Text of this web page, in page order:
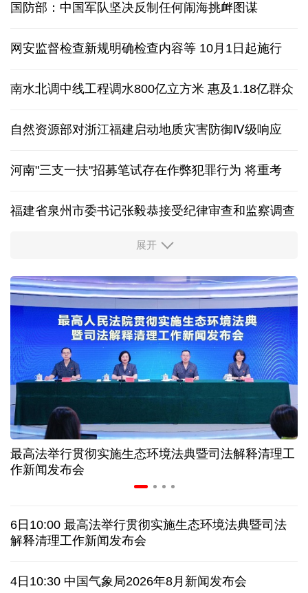
国防部：中国军队坚决反制任何闹海挑衅图谋
网安监督检查新规明确检查内容等 10月1日起施行
南水北调中线工程调水800亿立方米 惠及1.18亿群众
自然资源部对浙江福建启动地质灾害防御Ⅳ级响应
河南"三支一扶"招募笔试存在作弊犯罪行为 将重考
福建省泉州市委书记张毅恭接受纪律审查和监察调查
东航：国内客票提前14天免费退改
近346亿元 广东电网交出上半年投资建设亮眼答卷
31省份上半年外贸成绩单出炉 见证产业提质跃迁
比一张A4纸还要薄！我国高端钢材迎来密集突破
让药品更好触达患者 多款新药选择网络平台首发
7月份中国仓储指数保持扩张 行业运行韧性较强
乌总统呼吁向乌提供更多导弹 特朗普：我们也想要
日本广岛废墟旁响起抗议声：勿忘历史、拒绝拥核
展开
最高法举行贯彻实施生态环境法典暨司法解释清理工
作新闻发布会
6日10:00 最高法举行贯彻实施生态环境法典暨司法
解释清理工作新闻发布会
4日10:30 中国气象局2026年8月新闻发布会